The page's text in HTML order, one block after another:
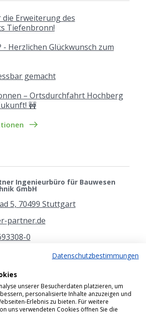
Erweiterung des
Tiefenbronn!
- Herzlichen Glückwunsch zum
gemacht
– Ortsdurchfahrt Hochberg
🚧
Ingenieurbüro für Bauwesen
GmbH
5, 70499 Stuttgart
partner.de
0
Datenschutzbestimmungen
unserer Besucherdaten platzieren, um
personalisierte Inhalte anzuzeigen und
Erlebnis zu bieten. Für weitere
uns verwendeten Cookies öffnen Sie die